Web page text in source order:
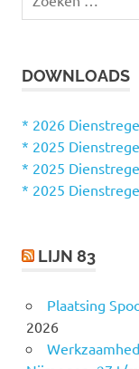
e
n
a
a
r
DOWNLOADS
* 2026
* 2025
* 2025
* 2025
LIJN 83
Plaatsing
2026